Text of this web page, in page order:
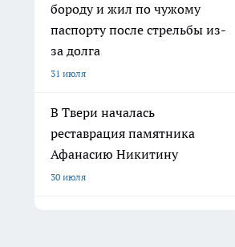
бороду и жил по чужому
паспорту после стрельбы из-
за долга
31 июля
В Твери началась
реставрация памятника
Афанасию Никитину
30 июля